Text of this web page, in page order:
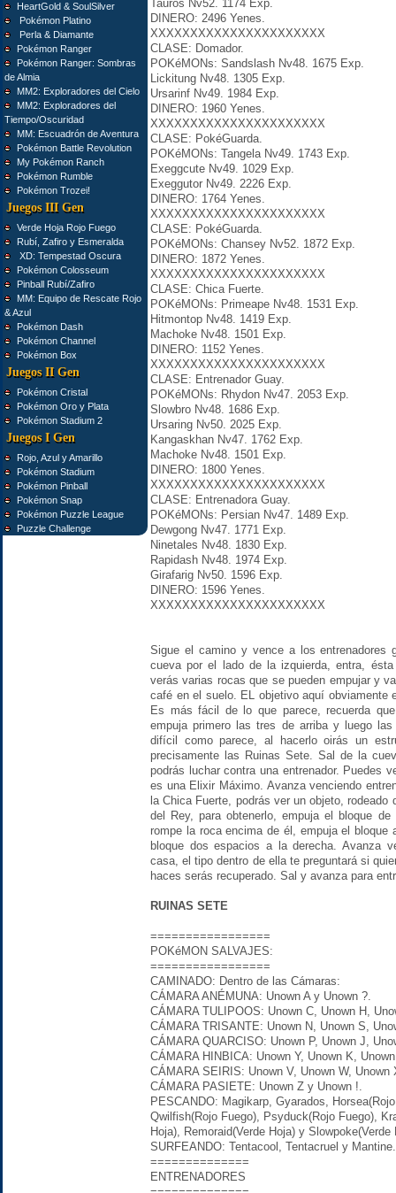
HeartGold & SoulSilver
Pokémon Platino
Perla & Diamante
Pokémon Ranger
Pokémon Ranger: Sombras
de Almia
MM2: Exploradores del Cielo
MM2: Exploradores del
Tiempo/Oscuridad
MM: Escuadrón de Aventura
Pokémon Battle Revolution
My Pokémon Ranch
Pokémon Rumble
Pokémon Trozei!
Juegos III Gen
Verde Hoja Rojo Fuego
Rubí, Zafiro y Esmeralda
XD: Tempestad Oscura
Pokémon Colosseum
Pinball Rubí/Zafiro
MM: Equipo de Rescate Rojo
& Azul
Pokémon Dash
Pokémon Channel
Pokémon Box
Juegos II Gen
Pokémon Cristal
Pokémon Oro y Plata
Pokémon Stadium 2
Juegos I Gen
Rojo, Azul y Amarillo
Pokémon Stadium
Pokémon Pinball
Pokémon Snap
Pokémon Puzzle League
Puzzle Challenge
Tauros Nv52. 1174 Exp.
DINERO: 2496 Yenes.
XXXXXXXXXXXXXXXXXXXXXX
CLASE: Domador.
POKéMONs: Sandslash Nv48. 1675 Exp.
Lickitung Nv48. 1305 Exp.
Ursarinf Nv49. 1984 Exp.
DINERO: 1960 Yenes.
XXXXXXXXXXXXXXXXXXXXXX
CLASE: PokéGuarda.
POKéMONs: Tangela Nv49. 1743 Exp.
Exeggcute Nv49. 1029 Exp.
Exeggutor Nv49. 2226 Exp.
DINERO: 1764 Yenes.
XXXXXXXXXXXXXXXXXXXXXX
CLASE: PokéGuarda.
POKéMONs: Chansey Nv52. 1872 Exp.
DINERO: 1872 Yenes.
XXXXXXXXXXXXXXXXXXXXXX
CLASE: Chica Fuerte.
POKéMONs: Primeape Nv48. 1531 Exp.
Hitmontop Nv48. 1419 Exp.
Machoke Nv48. 1501 Exp.
DINERO: 1152 Yenes.
XXXXXXXXXXXXXXXXXXXXXX
CLASE: Entrenador Guay.
POKéMONs: Rhydon Nv47. 2053 Exp.
Slowbro Nv48. 1686 Exp.
Ursaring Nv50. 2025 Exp.
Kangaskhan Nv47. 1762 Exp.
Machoke Nv48. 1501 Exp.
DINERO: 1800 Yenes.
XXXXXXXXXXXXXXXXXXXXXX
CLASE: Entrenadora Guay.
POKéMONs: Persian Nv47. 1489 Exp.
Dewgong Nv47. 1771 Exp.
Ninetales Nv48. 1830 Exp.
Rapidash Nv48. 1974 Exp.
Girafarig Nv50. 1596 Exp.
DINERO: 1596 Yenes.
XXXXXXXXXXXXXXXXXXXXXX
Sigue el camino y vence a los entrenadores
cueva por el lado de la izquierda, entra,
verás varias rocas que se pueden empujar y
café en el suelo. EL objetivo aquí obviamente
Es más fácil de lo que parece, recuerda
empuja primero las tres de arriba y luego
difícil como parece, al hacerlo oirás un
precisamente las Ruinas Sete. Sal de la
podrás luchar contra una entrenador. Puedes
es una Elixir Máximo. Avanza venciendo
la Chica Fuerte, podrás ver un objeto,
del Rey, para obtenerlo, empuja el bloque
rompe la roca encima de él, empuja el
bloque dos espacios a la derecha. Avanza
casa, el tipo dentro de ella te preguntará si
haces serás recuperado. Sal y avanza para
RUINAS SETE
=================
POKéMON SALVAJES:
=================
CAMINADO: Dentro de las Cámaras:
CÁMARA ANÉMUNA: Unown A y Unown ?.
CÁMARA TULIPOOS: Unown C, Unown H,
CÁMARA TRISANTE: Unown N, Unown S,
CÁMARA QUARCISO: Unown P, Unown J,
CÁMARA HINBICA: Unown Y, Unown K,
CÁMARA SEIRIS: Unown V, Unown W,
CÁMARA PASIETE: Unown Z y Unown !.
PESCANDO: Magikarp, Gyarados,
Qwilfish(Rojo Fuego), Psyduck(Rojo Fuego),
Hoja), Remoraid(Verde Hoja) y Slowpoke(Verde
SURFEANDO: Tentacool, Tentacruel y Mantine.
==============
ENTRENADORES